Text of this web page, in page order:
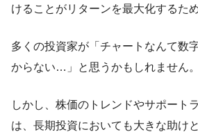
けることがリターンを最大化するた
多くの投資家が「チャートなんて数
からない…」と思うかもしれません。
しかし、株価のトレンドやサポート
は、長期投資においても大きな助け